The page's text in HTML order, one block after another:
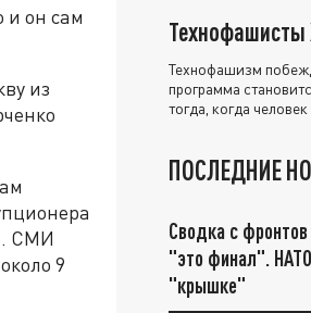
и он сам
из
СМИ
9
Технофашисты
Технофашизм
программа
тогда, когда
ПОСЛЕДНИЕ
Сводка с
"это финал".
"крышке"